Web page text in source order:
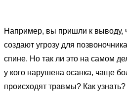
Например, вы пришли к выводу,
создают угрозу для
спине. Но так ли это на самом
у кого нарушена осанка, чаще
происходят травмы? Как узнать?